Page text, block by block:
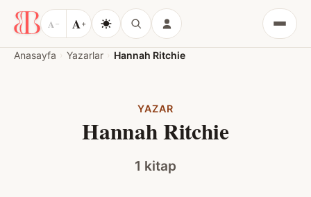
A − A+
Menü
Anasayfa Yazarlar Hannah Ritchie
YAZAR
Hannah Ritchie
1 kitap